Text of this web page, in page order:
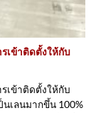
เข้าติดตั้ง​ให้กับ
เข้าติดตั้ง​ให้กับ
เลนมากขึ้น 100%